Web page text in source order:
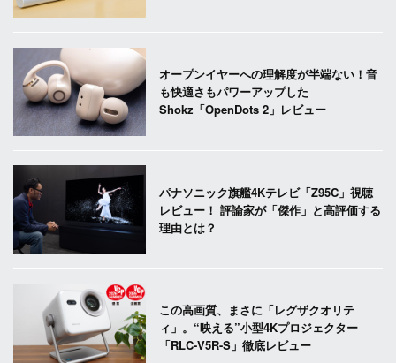
オープンイヤーへの理解度が半端ない！音
も快適さもパワーアップした
Shokz「OpenDots 2」レビュー
パナソニック旗艦4Kテレビ「Z95C」視聴
レビュー！ 評論家が「傑作」と高評価する
理由とは？
この高画質、まさに「レグザクオリテ
ィ」。“映える”小型4Kプロジェクター
「RLC-V5R-S」徹底レビュー